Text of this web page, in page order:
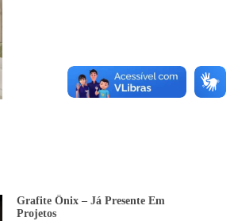
Grafite Ônix – Já Presente Em
Projetos